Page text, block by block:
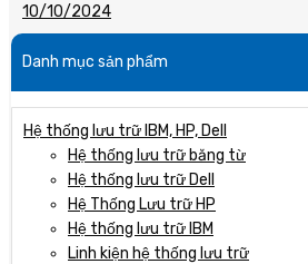
10/10/2024
Danh mục sản phẩm
Hệ thống lưu trữ IBM, HP, Dell
Hệ thống lưu trữ băng từ
Hệ thống lưu trữ Dell
Hệ Thống Lưu trữ HP
Hệ thống lưu trữ IBM
Linh kiện hệ thống lưu trữ